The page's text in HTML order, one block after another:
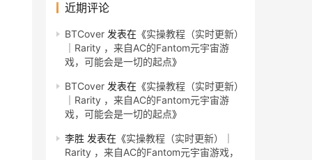
近期评论
BTCover 发表在《实操教程（实时更新）
｜Rarity ，来自AC的Fantom元宇宙游
戏，可能会是一切的起点》
BTCover 发表在《实操教程（实时更新）
｜Rarity ，来自AC的Fantom元宇宙游
戏，可能会是一切的起点》
李胜 发表在《实操教程（实时更新）｜
Rarity ，来自AC的Fantom元宇宙游戏，